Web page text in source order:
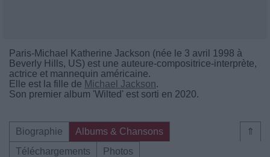
Paris-Michael Katherine Jackson (née le 3 avril 1998 à
Beverly Hills, US) est une auteure-compositrice-interprète,
actrice et mannequin américaine.
Elle est la fille de Michael Jackson.
Son premier album 'Wilted' est sorti en 2020.
⇑
Biographie
Albums & Chansons
Téléchargements
Photos